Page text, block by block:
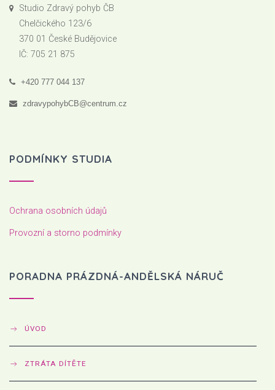
Studio Zdravý pohyb ČB
Chelčického 123/6
370 01 České Budějovice
IČ: 705 21 875
+420 777 044 137
zdravypohybCB@centrum.cz
PODMÍNKY STUDIA
Ochrana osobních údajů
Provozní a storno podmínky
PORADNA PRÁZDNÁ-ANDĚLSKÁ NÁRUČ
ÚVOD
ZTRÁTA DÍTĚTE